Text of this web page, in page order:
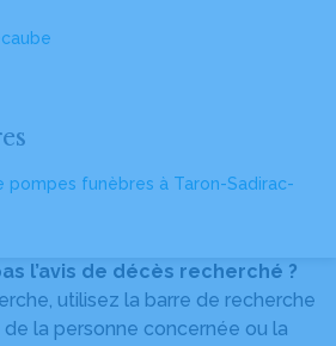
pompes funèbres à Taron-Sadirac-
l’avis de décès recherché ?
utilisez la barre de recherche
la personne concernée ou la